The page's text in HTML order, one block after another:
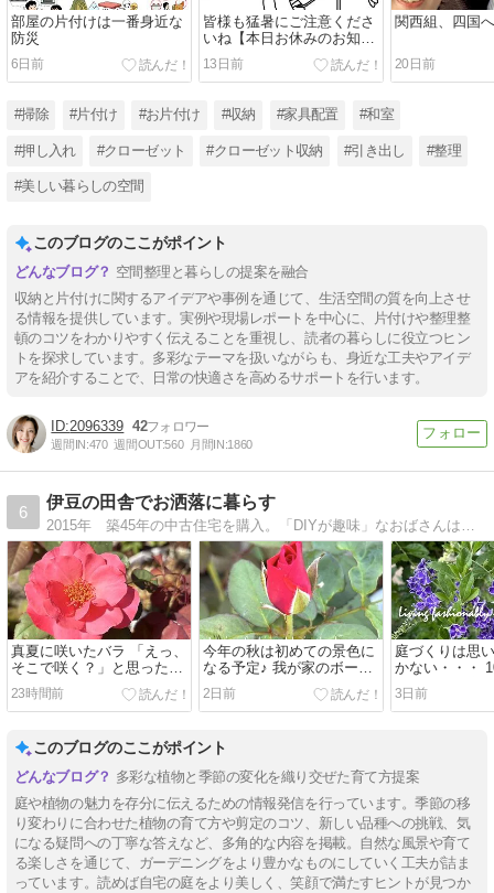
部屋の片付けは一番身近な
防災
6日前
皆様も猛暑にご注意くださ
いね【本日お休みのお知ら
13日前
関西組、四国
20日前
#掃除 #片付け #お片付け #収納 #家具配置 #和室
#押し入れ #クローゼット #クローゼット収納 #引き出し #整理
#美しい暮らしの空間
このブログのここがポイント
空間整理と暮らしの提案を融合
収納と片付けに関するアイデアや事例を通じて、生活空間の質を向上させ
る情報を提供しています。実例や現場レポートを中心に、片付けや整理整
頓のコツをわかりやすく伝えることを重視し、読者の暮らしに役立つヒン
トを探求しています。多彩なテーマを扱いながらも、身近な工夫やアイデ
アを紹介することで、日常の快適さを高めるサポートを行います。
2096339 42
週間IN:470 週間OUT:560 月間IN:1860
6
伊豆の田舎でお洒落に暮らす
2015年 築45年の中古住宅を購入。「DIYが趣味」なおばさんは、無謀にも自分でリフォームしています。つるバラで外壁を覆い尽くそうと、姑息なボロ隠しも計画中。
真夏に咲いたバラ 「えっ、
そこで咲く？」と思った今
朝の庭
23時間前
今年の秋は初めての景色に
なる予定♪ 我が家のボーダ
ーガーデン
2日前
庭づくりは思
かない・・・
10年後の現実
3日前
このブログのここがポイント
多彩な植物と季節の変化を織り交ぜた育て方提案
庭や植物の魅力を存分に伝えるための情報発信を行っています。季節の移
り変わりに合わせた植物の育て方や剪定のコツ、新しい品種への挑戦、気
になる疑問への丁寧な答えなど、多角的な内容を掲載。自然な風景や育て
る楽しさを通じて、ガーデニングをより豊かなものにしていく工夫が詰ま
っています。読めば自宅の庭をより美しく、笑顔で満たすヒントが見つか